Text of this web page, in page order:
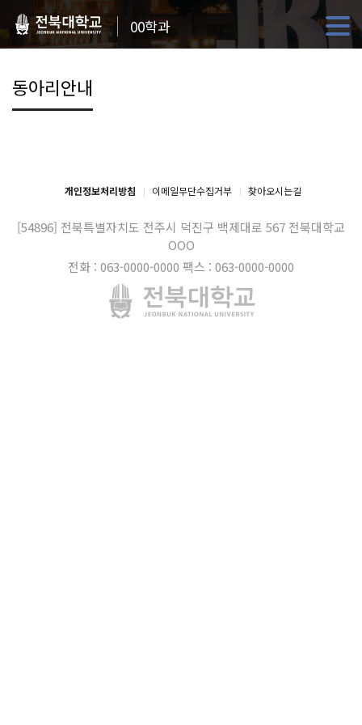
00학과
동아리안내
개인정보처리방침 이메일무단수집거부 찾아오시는길
[54896] 전북특별자치도 전주시 덕진구 백제대로 567 전북대학교
OOO
전화 : 063-0000-0000 팩스 : 063-0000-0000